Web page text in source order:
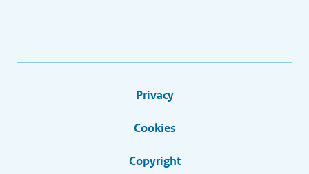
Privacy
Cookies
Copyright